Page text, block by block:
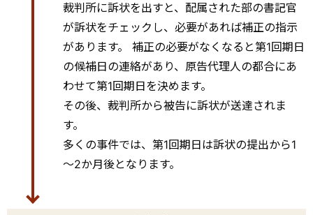
裁判所に訴状を出すと、配属された部の書記官
が訴状をチェックし、必要があれば補正の指示
があります。 補正の必要がなくなると第1回期日
の候補日の連絡があり、原告代理人の都合にあ
わせて第1回期日を決めます。
その後、裁判所から被告に訴状が送達されま
す。
多くの事件では、第1回期日は訴状の提出から1
～2か月後となります。